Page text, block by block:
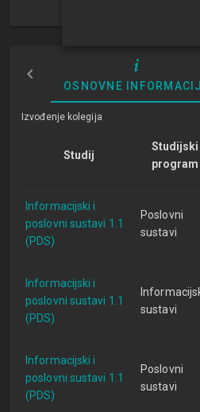
OSNOVNE
Izvođenje kolegija
Studij
Studijski
program
Informacijski i
poslovni sustavi 1.1
(PDS)
Poslovni
sustavi
Informacijski i
poslovni sustavi 1.1
(PDS)
sustavi
Informacijski i
poslovni sustavi 1.1
(PDS)
Poslovni
sustavi